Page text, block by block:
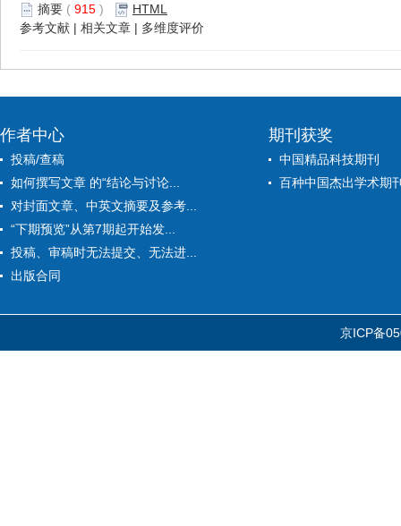
摘要 ( 915 )
HTML
参考文献 | 相关文章 | 多维度评价
作者中心
投稿/查稿
如何撰写文章 的“结论与讨论...
对封面文章、中英文摘要及参考...
“下期预览”从第7期起开始发...
投稿、审稿时无法提交、无法进...
出版合同
期刊获奖
中国精品科技期刊
百种中国杰出学术期
京ICP备